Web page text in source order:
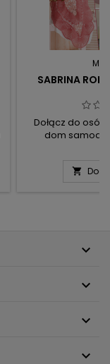
SABRINA
Dołącz do
dom
ścianie,



